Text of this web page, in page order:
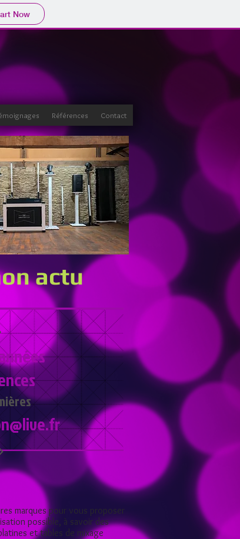
Now
Références Contact
actu
marques pour vous proposer
possible, à savoir des
et tables de mixage